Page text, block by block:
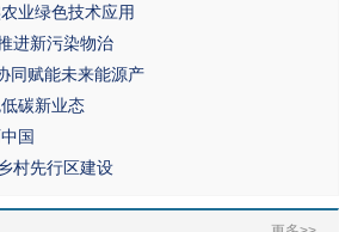
业绿色技术应用
进新污染物治
同赋能未来能源产
碳新业态
国
村先行区建设